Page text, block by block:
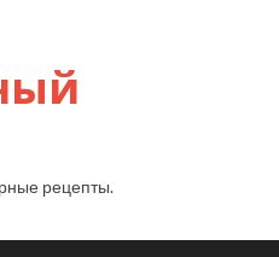
рецепты.